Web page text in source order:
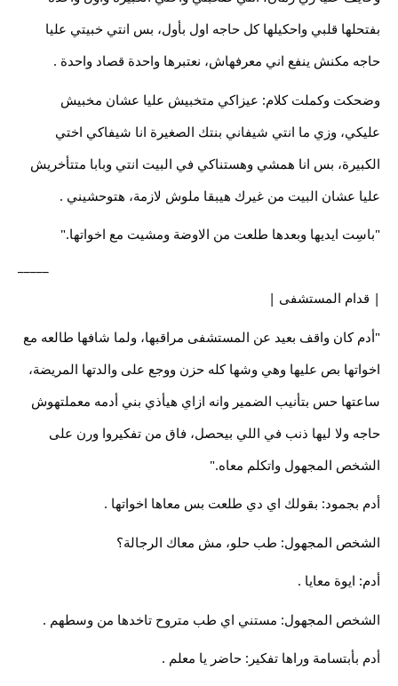
بفتحلها قلبي واحكيلها كل حاجه اول بأول، بس انتي خبيتي عليا
حاجه مكنش ينفع اني معرفهاش، نعتبرها واحدة قصاد واحدة .
وضحكت وكملت كلام: عيزاكي متخبيش عليا عشان مخبيش
عليكي، وزي ما انتي شيفاني بنتك الصغيرة انا شيفاكي اختي
الكبيرة، بس انا همشي وهستناكي في البيت انتي وبابا متتأخريش
عليا عشان البيت من غيرك هيبقا ملوش لازمة، هتوحشيني .
"باسِت ايديها وبعدها طلعت من الاوضة ومشيت مع اخواتها."
| قدام المستشفى |
"أدم كان واقف بعيد عن المستشفى مراقبها، ولما شافها طالعه مع
اخواتها بص عليها وهي وشها كله حزن ووجع على والدتها المريضة،
ساعتها حس بتأنيب الضمير وانه ازاي هيأذي بني أدمه معملتهوش
حاجه ولا ليها ذنب في اللي بيحصل، فاق من تفكيروا ورن على
الشخص المجهول واتكلم معاه."
أدم بجمود: بقولك اي دي طلعت بس معاها اخواتها .
الشخص المجهول: طب حلو، مش معاك الرجالة؟
أدم: ايوة معايا .
الشخص المجهول: مستني اي طب متروح تاخدها من وسطهم .
أدم بأبتسامة وراها تفكير: حاضر يا معلم .